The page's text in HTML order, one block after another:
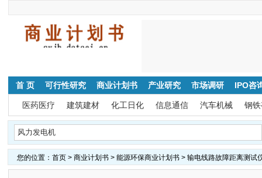
首 页 可行性研究 商业计划书 产业研究 市场调研 IPO咨
医药医疗 建筑建材 化工日化 信息通信 汽车机械 钢
您的位置： 首页> 商业计划书> 能源环保商业计划书> 输电线路故障距离测试